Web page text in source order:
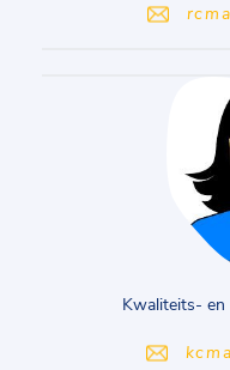
Kwaliteits-